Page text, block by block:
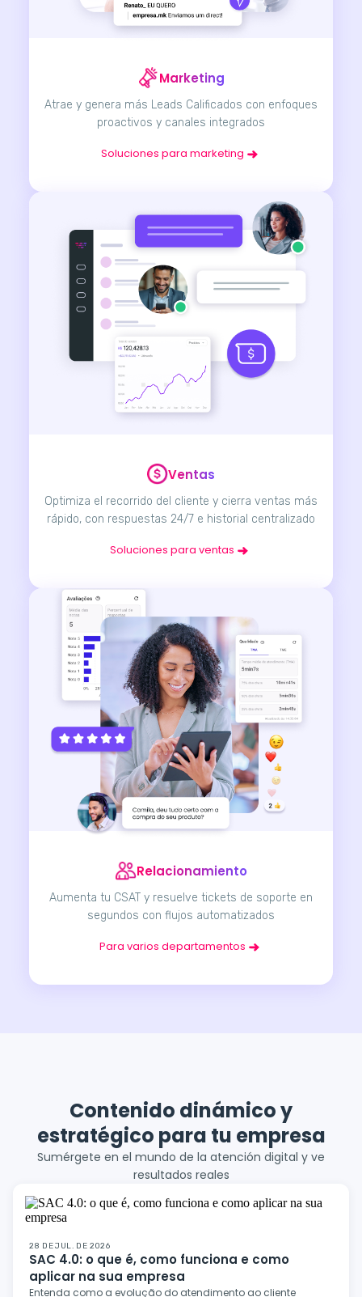
Marketing
Atrae y genera más Leads Calificados con enfoques
proactivos y canales integrados
Soluciones para marketing
Ventas
Optimiza el recorrido del cliente y cierra ventas más
rápido, con respuestas 24/7 e historial centralizado
Soluciones para ventas
Relacionamiento
Aumenta tu CSAT y resuelve tickets de soporte en
segundos con flujos automatizados
Para varios departamentos
Contenido dinámico y
estratégico para tu empresa
Sumérgete en el mundo de la atención digital y ve
resultados reales
28 DE JUL. DE 2026
SAC 4.0: o que é, como funciona e como
aplicar na sua empresa
Entenda como a evolução do atendimento ao cliente